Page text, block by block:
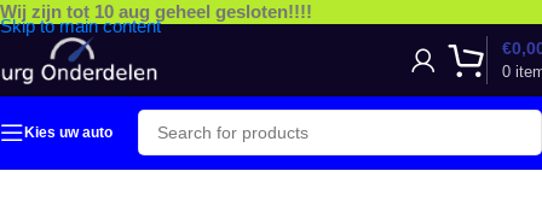
Skip to main content
Wij zijn tot 10 aug geheel gesloten!!!!
0
€
Kies uw auto